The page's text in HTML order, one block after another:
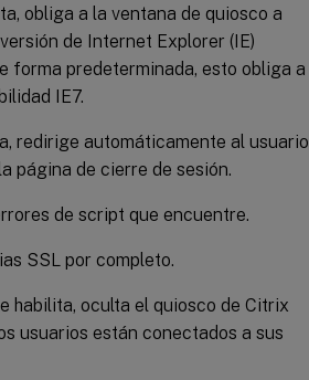
obliga a la ventana de quiosco a
de Internet Explorer (IE)
forma predeterminada, esto obliga a
IE7.
redirige automáticamente al usuario
página de cierre de sesión.
de script que encuentre.
SSL por completo.
habilita, oculta el quiosco de Citrix
usuarios están conectados a sus